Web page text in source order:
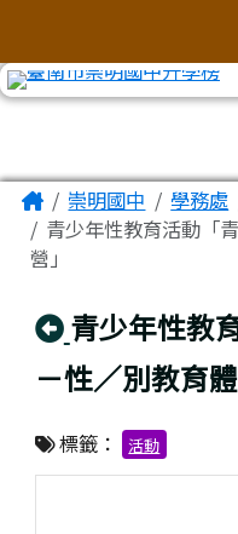
主內容區域
Home崇明國中 學務處
青少年性教育活動「
營」
回上頁
青少年性教
－性／別教育體
標籤： 活動
頁尾區域